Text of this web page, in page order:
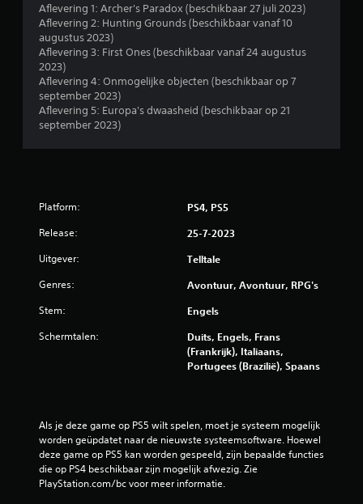
Aflevering 1: Archer's Paradox (beschikbaar 27 juli 2023)
Aflevering 2: Hunting Grounds (beschikbaar vanaf 10
augustus 2023)
Aflevering 3: First Ones (beschikbaar vanaf 24 augustus
2023)
Aflevering 4: Onmogelijke objecten (beschikbaar op 7
september 2023)
Aflevering 5: Europa's dwaasheid (beschikbaar op 21
september 2023)
Platform: PS4, PS5
Release: 25-7-2023
Uitgever: Telltale
Genres: Avontuur, Avontuur, RPG's
Stem: Engels
Schermtalen:
Duits, Engels, Frans
(Frankrijk), Italiaans,
Portugees (Brazilië), Spaans
Als je deze game op PS5 wilt spelen, moet je systeem mogelijk
worden geüpdatet naar de nieuwste systeemsoftware. Hoewel
deze game op PS5 kan worden gespeeld, zijn bepaalde functies
die op PS4 beschikbaar zijn mogelijk afwezig. Zie
PlayStation.com/bc voor meer informatie.